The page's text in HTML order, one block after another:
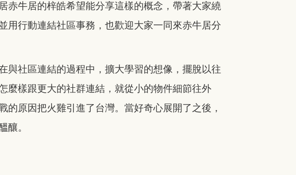
赤牛居的梓皓希望能分享這樣的概念，帶著大家繞
用行動連結社區事務，也歡迎大家一同來赤牛居分
與社區連結的過程中，擴大學習的想像，擺脫以往
麼樣跟更大的社群連結，就從小的物件細節往外
原因把火雞引進了台灣。當好奇心展開了之後，
釀。